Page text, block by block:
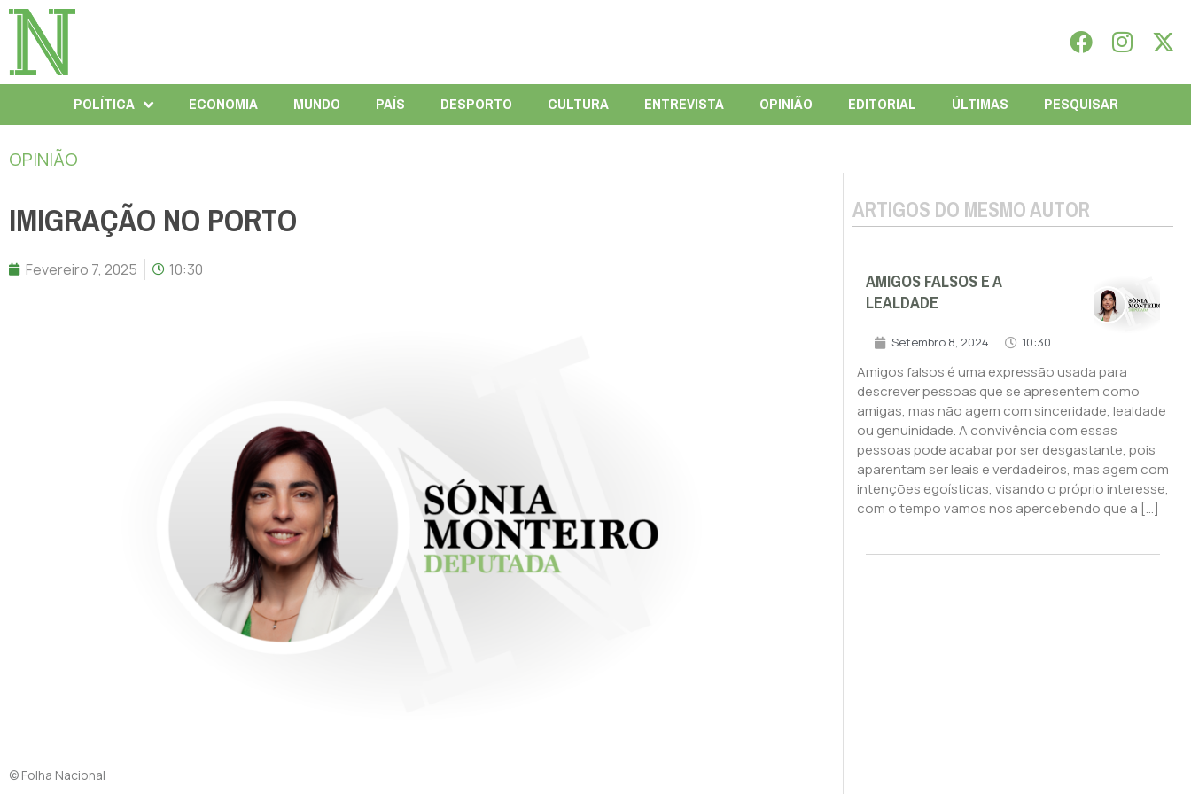
POLÍTICA ECONOMIA MUNDO PAÍS DESPORTO CULTURA ENTREVISTA OPINIÃO EDITORIAL ÚLTIMAS PESQUISAR
OPINIÃO
IMIGRAÇÃO NO PORTO
Fevereiro 7, 2025 10:30
© Folha Nacional
ARTIGOS DO MESMO AUTOR
AMIGOS FALSOS E A
LEALDADE
Setembro 8, 2024 10:30
Amigos falsos é uma expressão usada para
descrever pessoas que se apresentem como
amigas, mas não agem com sinceridade, lealdade
ou genuinidade. A convivência com essas
pessoas pode acabar por ser desgastante, pois
aparentam ser leais e verdadeiros, mas agem com
intenções egoísticas, visando o próprio interesse,
com o tempo vamos nos apercebendo que a […]